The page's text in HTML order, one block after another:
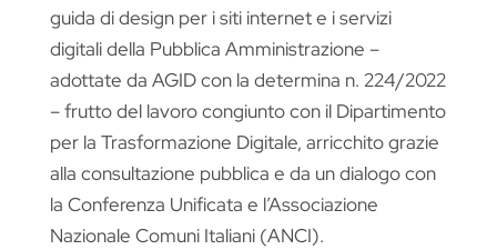
guida di design per i siti internet e i servizi
digitali della Pubblica Amministrazione –
adottate da AGID con la determina n. 224/2022
– frutto del lavoro congiunto con il Dipartimento
per la Trasformazione Digitale, arricchito grazie
alla consultazione pubblica e da un dialogo con
la Conferenza Unificata e l’Associazione
Nazionale Comuni Italiani (ANCI).